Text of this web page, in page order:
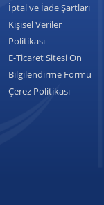
İptal ve İade Şartları
Kişisel Veriler
Politikası
E-Ticaret Sitesi Ön
Bilgilendirme Formu
Çerez Politikası